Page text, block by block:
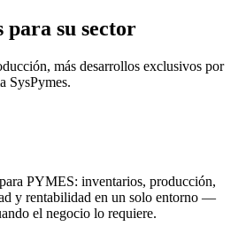
para su sector
más desarrollos exclusivos por
SysPymes.
PYMES: inventarios, producción,
y rentabilidad en un solo entorno —
el negocio lo requiere.